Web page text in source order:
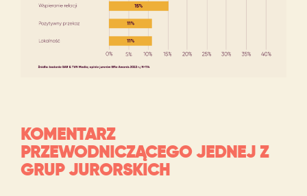
KOMENTARZ
PRZEWODNICZĄCEGO JEDNEJ Z
GRUP JURORSKICH